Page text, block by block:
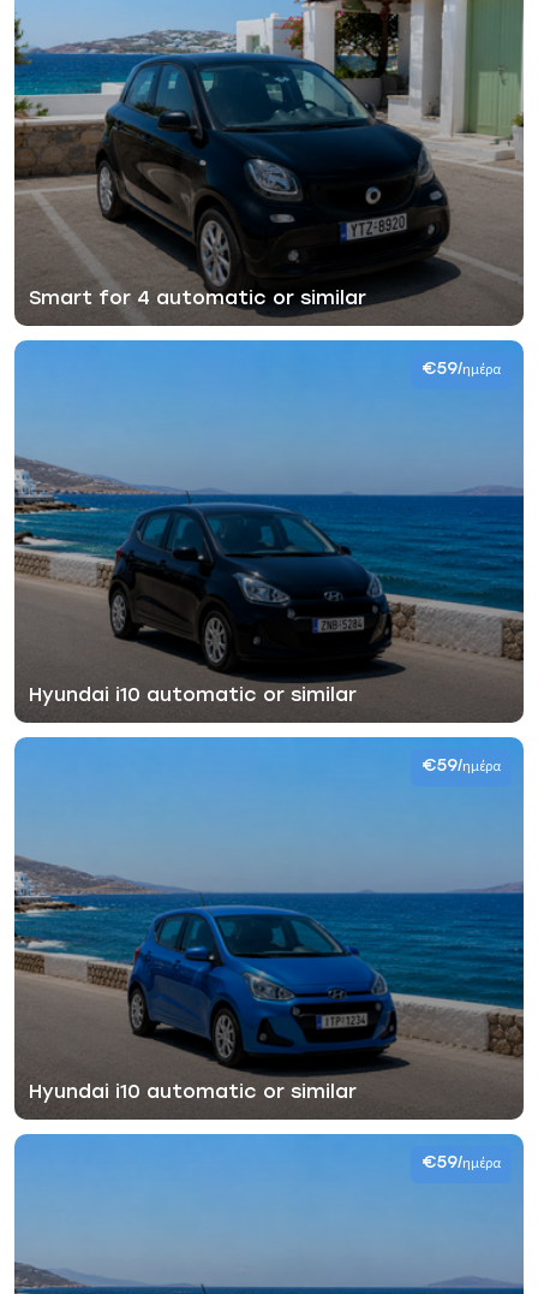
Smart for 4 automatic or similar
Hyundai i10 automatic or similar
€59/ημέρα
Hyundai i10 automatic or similar
€59/ημέρα
€59/ημέρα